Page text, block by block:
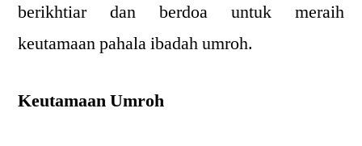
berikhtiar dan berdoa untuk meraih
keutamaan pahala ibadah umroh.
Keutamaan Umroh